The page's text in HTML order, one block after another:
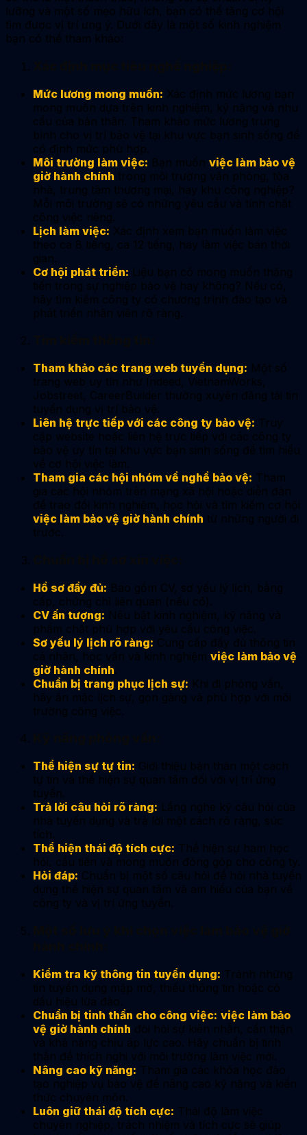
lưỡng và một số mẹo hữu ích, bạn có thể tăng cơ hội
tìm được vị trí ưng ý. Dưới đây là một số kinh nghiệm
bạn có thể tham khảo:
Mức lương mong muốn: Xác định mức lương bạn
mong muốn dựa trên kinh nghiệm, kỹ năng và nhu
cầu của bản thân. Tham khảo mức lương trung
bình cho vị trí bảo vệ tại khu vực bạn sinh sống để
có định mức phù hợp.
Môi trường làm việc: Bạn muốn việc làm bảo vệ
giờ hành chính trong môi trường văn phòng, tòa
nhà, trung tâm thương mại, hay khu công nghiệp?
Mỗi môi trường sẽ có những yêu cầu và tính chất
công việc riêng.
Lịch làm việc: Xác định xem bạn muốn làm việc
theo ca 8 tiếng, ca 12 tiếng, hay làm việc bán thời
gian.
Cơ hội phát triển: Liệu bạn có mong muốn thăng
tiến trong sự nghiệp bảo vệ hay không? Nếu có,
hãy tìm kiếm công ty có chương trình đào tạo và
phát triển nhân viên rõ ràng.
Tham khảo các trang web tuyển dụng: Một số
trang web uy tín như Indeed, VietnamWorks,
Jobstreet, CareerBuilder thường xuyên đăng tải tin
tuyển dụng vị trí bảo vệ.
Liên hệ trực tiếp với các công ty bảo vệ: Truy
cập website hoặc liên hệ trực tiếp với các công ty
bảo vệ uy tín tại khu vực bạn sinh sống để tìm hiểu
về cơ hội việc làm.
Tham gia các hội nhóm về nghề bảo vệ: Tham
gia các hội nhóm trên mạng xã hội hoặc diễn đàn
để trao đổi kinh nghiệm, học hỏi và tìm kiếm cơ hội
việc làm bảo vệ giờ hành chính từ những người đi
trước.
Hồ sơ đầy đủ: Bao gồm CV, sơ yếu lý lịch, bằng
cấp, chứng chỉ liên quan (nếu có).
CV ấn tượng: Nêu bật kinh nghiệm, kỹ năng và
phẩm chất phù hợp với yêu cầu công việc.
Sơ yếu lý lịch rõ ràng: Cung cấp đầy đủ thông tin
cá nhân, học vấn và kinh nghiệm việc làm bảo vệ
giờ hành chính.
Chuẩn bị trang phục lịch sự: Khi đi phỏng vấn,
hãy ăn mặc lịch sự, gọn gàng và phù hợp với môi
trường công việc.
Thể hiện sự tự tin: Giới thiệu bản thân một cách
tự tin và thể hiện sự quan tâm đối với vị trí ứng
tuyển.
Trả lời câu hỏi rõ ràng: Lắng nghe kỹ câu hỏi của
nhà tuyển dụng và trả lời một cách rõ ràng, súc
tích.
Thể hiện thái độ tích cực: Thể hiện sự ham học
hỏi, cầu tiến và mong muốn đóng góp cho công ty.
Hỏi đáp: Chuẩn bị một số câu hỏi để hỏi nhà tuyển
dụng thể hiện sự quan tâm và am hiểu của bạn về
công ty và vị trí ứng tuyển.
Kiểm tra kỹ thông tin tuyển dụng: Tránh những
tin tuyển dụng mập mờ, thiếu thông tin hoặc có
dấu hiệu lừa đảo.
Chuẩn bị tinh thần cho công việc: việc làm bảo
vệ giờ hành chính đòi hỏi sự kiên nhẫn, cẩn thận
và khả năng chịu áp lực cao. Hãy chuẩn bị tinh
thần để thích nghi với môi trường làm việc mới.
Nâng cao kỹ năng: Tham gia các khóa học đào
tạo nghiệp vụ bảo vệ để nâng cao kỹ năng và kiến
thức chuyên môn.
Luôn giữ thái độ tích cực: Thái độ làm việc
chuyên nghiệp, trách nhiệm và tích cực sẽ giúp